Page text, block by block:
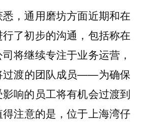
，通用磨坊方面近期和在
了初步的沟通，包括称在
将继续专注于业务运营，
过渡的团队成员——为确保
响的员工将有机会过渡到
得注意的是，位于上海湾仔